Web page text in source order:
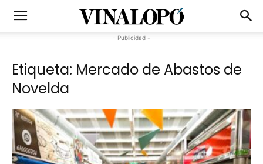
- Publicidad -
Etiqueta: Mercado de Abastos de
Novelda